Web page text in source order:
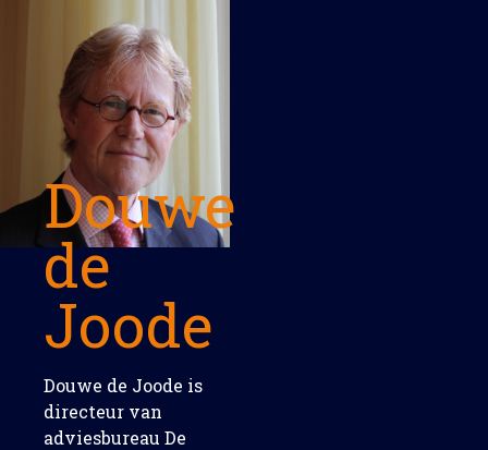
Douwe
de
Joode
Douwe de Joode is
directeur van
adviesbureau De